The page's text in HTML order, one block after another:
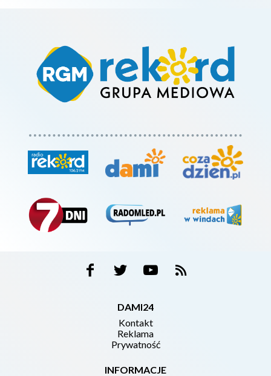
DAMI24
Kontakt
Reklama
Prywatność
INFORMACJE